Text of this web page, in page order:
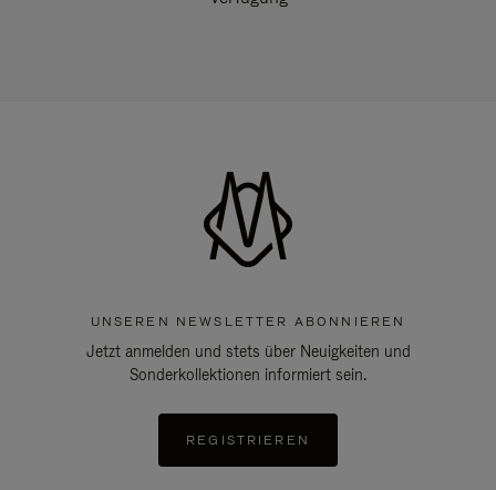
UNSEREN NEWSLETTER ABONNIEREN
Jetzt anmelden und stets über Neuigkeiten und
Sonderkollektionen informiert sein.
REGISTRIEREN